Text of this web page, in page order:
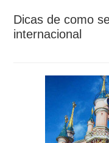
Dicas de como
internacional